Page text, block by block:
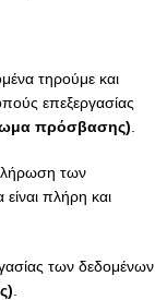
τηρούμε και
επεξεργασίας
πρόσβασης)
των
πλήρη και
των δεδομένων